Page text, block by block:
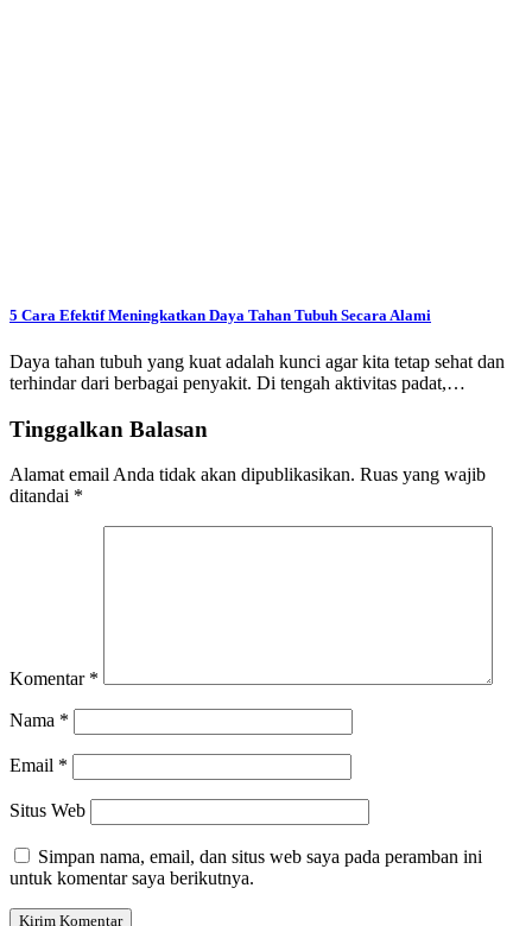
5 Cara Efektif Meningkatkan Daya Tahan Tubuh Secara Alami
Daya tahan tubuh yang kuat adalah kunci agar kita tetap sehat dan
terhindar dari berbagai penyakit. Di tengah aktivitas padat,…
Tinggalkan Balasan
Alamat email Anda tidak akan dipublikasikan. Ruas yang wajib
ditandai *
Komentar *
Nama *
Email *
Situs Web
Simpan nama, email, dan situs web saya pada peramban ini
untuk komentar saya berikutnya.